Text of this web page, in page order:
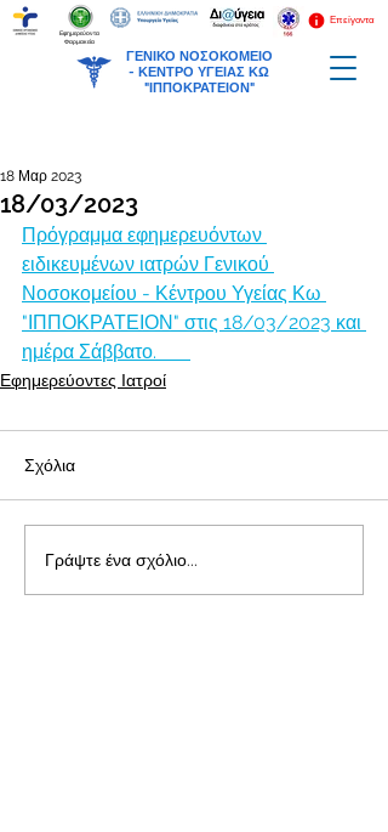
ΓΕΝΙΚΟ ΝΟΣΟΚΟΜΕΙΟ
- ΚΕΝΤΡΟ ΥΓΕΙΑΣ ΚΩ
"ΙΠΠΟΚΡΑΤΕΙΟΝ"
Επείγοντα
Εφημερεύοντα
Φαρμακεία
18/03/2023
18 Μαρ 2023
Πρόγραμμα εφημερευόντων
ειδικευμένων ιατρών Γενικού
Νοσοκομείου - Κέντρου Υγείας Κω
"ΙΠΠΟΚΡΑΤΕΙΟΝ" στις 18/03/2023 και
ημέρα Σάββατο.
Εφημερεύοντες Ιατροί
Σχόλια
Γράψτε ένα σχόλιο...